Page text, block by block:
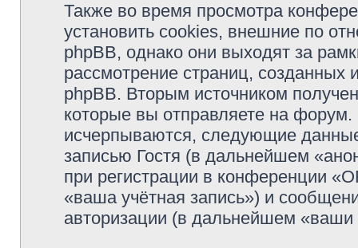
Также во время просмотра
установить cookies, внешние по
phpBB, однако они выходят за
рассмотрение страниц,
phpBB. Вторым источником
которые вы отправляете на
исчерпываются, следующие
записью Гостя (в дальнейшем
при регистрации в конференции
«ваша учётная запись») и
авторизации (в дальнейшем